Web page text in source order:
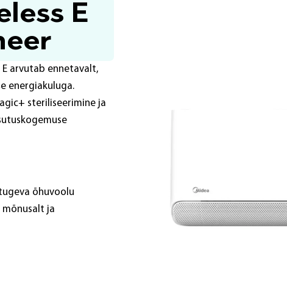
E
arvutab ennetavalt,
energiakuluga.
steriliseerimine ja
õhuvoolu
ja